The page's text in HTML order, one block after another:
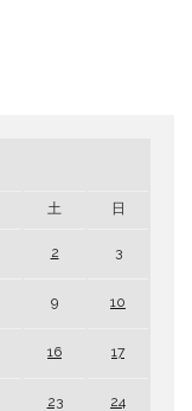
土 日
2 3
9 10
16 17
23 24